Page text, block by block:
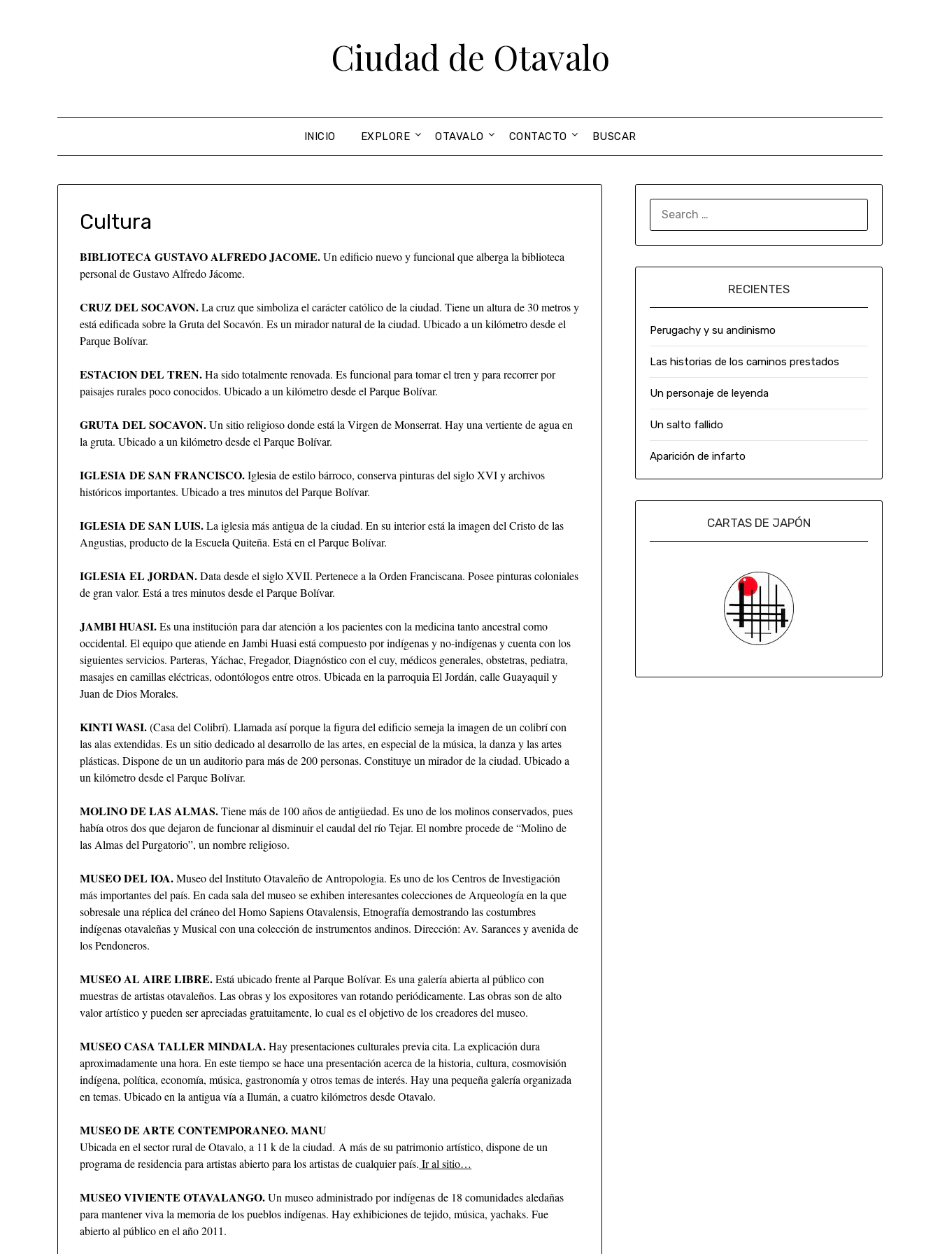
Ciudad de Otavalo
INICIO EXPLORE OTAVALO CONTACTO BUSCAR
Cultura
BIBLIOTECA GUSTAVO ALFREDO JACOME.Un edificio nuevo y funcional que alberga la biblioteca
personal de Gustavo Alfredo Jácome.
CRUZ DEL SOCAVON.La cruz que simboliza el carácter católico de la ciudad. Tiene un altura de 30 metros y
está edificada sobre la Gruta del Socavón. Es un mirador natural de la ciudad. Ubicado a un kilómetro desde el
Parque Bolívar.
ESTACION DEL TREN.Ha sido totalmente renovada. Es funcional para tomar el tren y para recorrer por
paisajes rurales poco conocidos. Ubicado a un kilómetro desde el Parque Bolívar.
GRUTA DEL SOCAVON.Un sitio religioso donde está la Virgen de Monserrat. Hay una vertiente de agua en
la gruta. Ubicado a un kilómetro desde el Parque Bolívar.
IGLESIA DE SAN FRANCISCO.Iglesia de estilo bárroco, conserva pinturas del siglo XVI y archivos
históricos importantes. Ubicado a tres minutos del Parque Bolívar.
IGLESIA DE SAN LUIS.La iglesia más antigua de la ciudad. En su interior está la imagen del Cristo de las
Angustias, producto de la Escuela Quiteña. Está en el Parque Bolívar.
IGLESIA EL JORDAN.Data desde el siglo XVII. Pertenece a la Orden Franciscana. Posee pinturas coloniales
de gran valor. Está a tres minutos desde el Parque Bolívar.
JAMBI HUASI.Es una institución para dar atención a los pacientes con la medicina tanto ancestral como
occidental. El equipo que atiende en Jambi Huasi está compuesto por indígenas y no-indígenas y cuenta con los
siguientes servicios. Parteras, Yáchac, Fregador, Diagnóstico con el cuy, médicos generales, obstetras, pediatra,
masajes en camillas eléctricas, odontólogos entre otros. Ubicada en la parroquia El Jordán, calle Guayaquil y
Juan de Dios Morales.
KINTI WASI.(Casa del Colibrí). Llamada así porque la figura del edificio semeja la imagen de un colibrí con
las alas extendidas. Es un sitio dedicado al desarrollo de las artes, en especial de la música, la danza y las artes
plásticas. Dispone de un un auditorio para más de 200 personas. Constituye un mirador de la ciudad. Ubicado a
un kilómetro desde el Parque Bolívar.
MOLINO DE LAS ALMAS.Tiene más de 100 años de antigüedad. Es uno de los molinos conservados, pues
había otros dos que dejaron de funcionar al disminuir el caudal del río Tejar. El nombre procede de “Molino de
las Almas del Purgatorio”, un nombre religioso.
MUSEO DEL IOA.Museo del Instituto Otavaleño de Antropologia. Es uno de los Centros de Investigación
más importantes del país. En cada sala del museo se exhiben interesantes colecciones de Arqueología en la que
sobresale una réplica del cráneo del Homo Sapiens Otavalensis, Etnografía demostrando las costumbres
indígenas otavaleñas y Musical con una colección de instrumentos andinos. Dirección: Av. Sarances y avenida de
los Pendoneros.
MUSEO AL AIRE LIBRE.Está ubicado frente al Parque Bolívar. Es una galería abierta al público con
muestras de artistas otavaleños. Las obras y los expositores van rotando periódicamente. Las obras son de alto
valor artístico y pueden ser apreciadas gratuitamente, lo cual es el objetivo de los creadores del museo.
MUSEO CASA TALLER MINDALA.Hay presentaciones culturales previa cita. La explicación dura
aproximadamente una hora. En este tiempo se hace una presentación acerca de la historia, cultura, cosmovisión
indígena, política, economía, música, gastronomía y otros temas de interés. Hay una pequeña galería organizada
en temas. Ubicado en la antigua vía a Ilumán, a cuatro kilómetros desde Otavalo.
MUSEO DE ARTE CONTEMPORANEO. MANU
Ubicada en el sector rural de Otavalo, a 11 k de la ciudad. A más de su patrimonio artístico, dispone de un
programa de residencia para artistas abierto para los artistas de cualquier país. Ir al sitio…
MUSEO VIVIENTE OTAVALANGO.Un museo administrado por indígenas de 18 comunidades aledañas
para mantener viva la memoria de los pueblos indígenas. Hay exhibiciones de tejido, música, yachaks. Fue
abierto al público en el año 2011.
RECIENTES
Perugachy y su andinismo
Las historias de los caminos prestados
Un personaje de leyenda
Un salto fallido
Aparición de infarto
CARTAS DE JAPÓN